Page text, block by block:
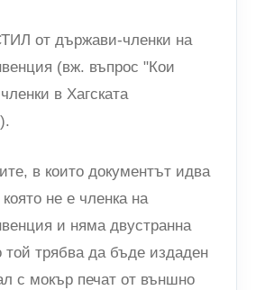
от държави-членки на
(вж. въпрос "Кои
в Хагската
в които документът идва
не е членка на
и няма двустранна
той трябва да бъде издаден
с мокър печат от външно